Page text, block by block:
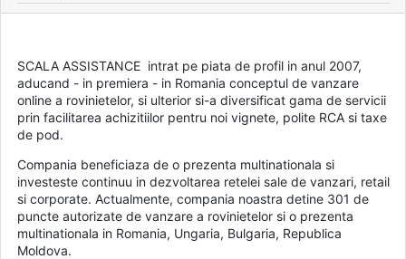
SCALA ASSISTANCE intrat pe piata de profil in anul 2007,
aducand - in premiera - in Romania conceptul de vanzare
online a rovinietelor, si ulterior si-a diversificat gama de servicii
prin facilitarea achizitiilor pentru noi vignete, polite RCA si taxe
de pod.
Compania beneficiaza de o prezenta multinationala si
investeste continuu in dezvoltarea retelei sale de vanzari, retail
si corporate. Actualmente, compania noastra detine 301 de
puncte autorizate de vanzare a rovinietelor si o prezenta
multinationala in Romania, Ungaria, Bulgaria, Republica
Moldova.